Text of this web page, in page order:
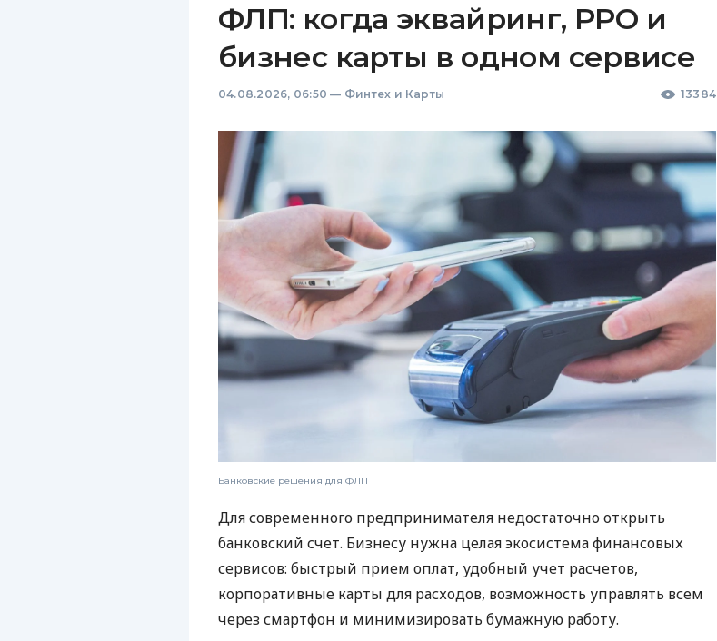
ФЛП: когда эквайринг, РРО и
бизнес карты в одном сервисе
04.08.2026, 06:50 — Финтех и Карты 13384
Банковские решения для ФЛП
Для современного предпринимателя недостаточно открыть
банковский счет. Бизнесу нужна целая экосистема финансовых
сервисов: быстрый прием оплат, удобный учет расчетов,
корпоративные карты для расходов, возможность управлять всем
через смартфон и минимизировать бумажную работу.